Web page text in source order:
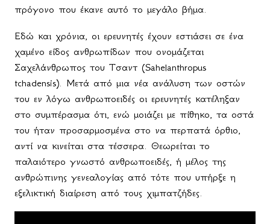
πρόγονο που έκανε αυτό το μεγάλο βήμα.
Εδώ και χρόνια, οι ερευνητές έχουν εστιάσει σε ένα
χαμένο είδος ανθρωπίδων που ονομάζεται
Σαχελάνθρωπος του Τσαντ (Sahelanthropus
tchadensis). Μετά από μια νέα ανάλυση των οστών
του εν λόγω ανθρωποειδές οι ερευνητές κατέληξαν
στο συμπέρασμα ότι, ενώ μοιάζει με πίθηκο, τα οστά
του ήταν προσαρμοσμένα στο να περπατά όρθιο,
αντί να κινείται στα τέσσερα. Θεωρείται το
παλαιότερο γνωστό ανθρωποειδές, ή μέλος της
ανθρώπινης γενεαλογίας από τότε που υπήρξε η
εξελικτική διαίρεση από τους χιμπατζήδες.